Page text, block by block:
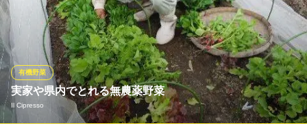
薬膳に使われる材料を掛け合わせた、身体に働きかける一杯 地元
の酒蔵と霧島で活躍する薬膳のスペシャリストがコラボした『薬
膳焼酎』が用意されています。 店で漬け込まれている『薬膳焼
酎』は全5種類。炭酸割りや炭酸ジュース割りなど、好みの飲み方
を提案してくれます。
Restaurant Nori
新薩摩料理レストラン
実家や県内でとれる無農薬野菜
Il Cipresso
有機野菜